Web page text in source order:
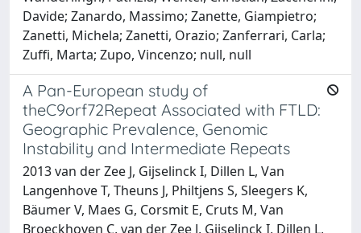
A Pan-European study of
theC9orf72Repeat Associated with FTLD:
Geographic Prevalence, Genomic
Instability and Intermediate Repeats
2013 van der Zee J, Gijselinck I, Dillen L, Van
Langenhove T, Theuns J, Philtjens S, Sleegers K,
Bäumer V, Maes G, Corsmit E, Cruts M, Van
Broeckhoven C, van der Zee J, Gijselinck I, Dillen L,